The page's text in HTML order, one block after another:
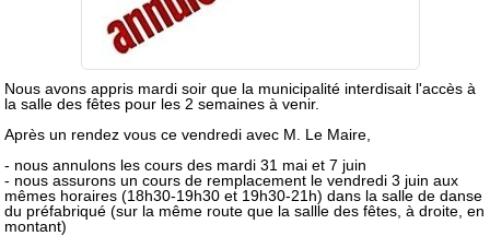
Nous avons appris mardi soir que la municipalité interdisait l'accès à
la salle des fêtes pour les 2 semaines à venir.
Après un rendez vous ce vendredi avec M. Le Maire,
- nous annulons les cours des mardi 31 mai et 7 juin
- nous assurons un cours de remplacement le vendredi 3 juin aux
mêmes horaires (18h30-19h30 et 19h30-21h) dans la salle de danse
du préfabriqué (sur la même route que la sallle des fêtes, à droite, en
montant)